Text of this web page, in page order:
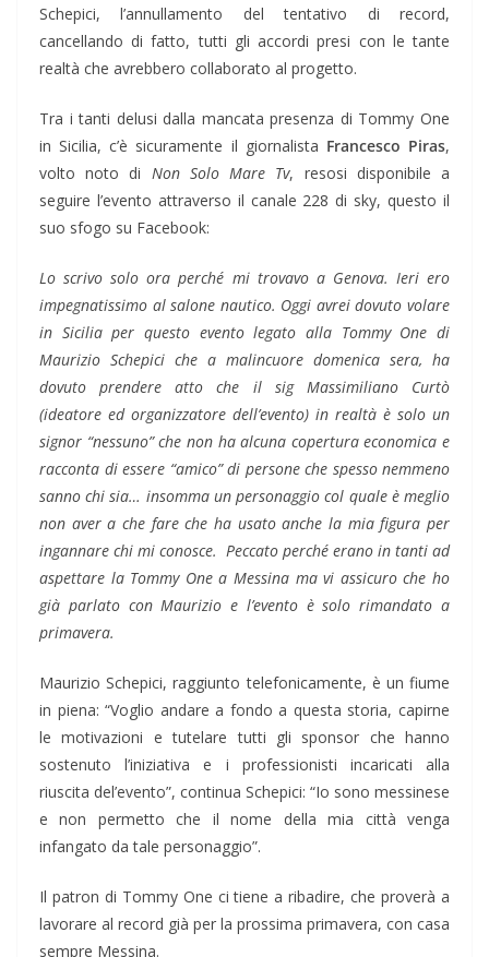
Schepici, l’annullamento del tentativo di record,
cancellando di fatto, tutti gli accordi presi con le tante
realtà che avrebbero collaborato al progetto.
Tra i tanti delusi dalla mancata presenza di Tommy One
in Sicilia, c’è sicuramente il giornalista Francesco Piras,
volto noto di Non Solo Mare Tv, resosi disponibile a
seguire l’evento attraverso il canale 228 di sky, questo il
suo sfogo su Facebook:
Lo scrivo solo ora perché mi trovavo a Genova. Ieri ero
impegnatissimo al salone nautico. Oggi avrei dovuto volare
in Sicilia per questo evento legato alla Tommy One di
Maurizio Schepici che a malincuore domenica sera, ha
dovuto prendere atto che il sig Massimiliano Curtò
(ideatore ed organizzatore dell’evento) in realtà è solo un
signor “nessuno” che non ha alcuna copertura economica e
racconta di essere “amico” di persone che spesso nemmeno
sanno chi sia… insomma un personaggio col quale è meglio
non aver a che fare che ha usato anche la mia figura per
ingannare chi mi conosce. Peccato perché erano in tanti ad
aspettare la Tommy One a Messina ma vi assicuro che ho
già parlato con Maurizio e l’evento è solo rimandato a
primavera.
Maurizio Schepici, raggiunto telefonicamente, è un fiume
in piena: “Voglio andare a fondo a questa storia, capirne
le motivazioni e tutelare tutti gli sponsor che hanno
sostenuto l’iniziativa e i professionisti incaricati alla
riuscita del’evento”, continua Schepici: “Io sono messinese
e non permetto che il nome della mia città venga
infangato da tale personaggio”.
Il patron di Tommy One ci tiene a ribadire, che proverà a
lavorare al record già per la prossima primavera, con casa
sempre Messina.